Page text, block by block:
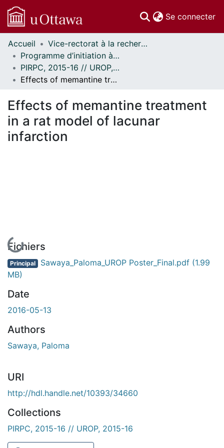
Se connecter
Communautés
et collections
Parcourir
Statistiques
À propos
Accueil
Vice-rectorat à la recherche // Office of the V-P, Research
Programme d’initiation à la recherche au premier cycle (PIRPC) // Undergraduate Research Opportunity Program (UROP)
PIRPC, 2015-16 // UROP, 2015-16
Effects of memantine treatment in a rat model of lacunar infarction
Effects of memantine treatment
in a rat model of lacunar
infarction
En cours de chargement...
Fichiers
Principal Sawaya_Paloma_UROP Poster_Final.pdf (1.99
MB)
Date
2016-05-13
Authors
Sawaya, Paloma
URI
http://hdl.handle.net/10393/34660
Collections
PIRPC, 2015-16 // UROP, 2015-16